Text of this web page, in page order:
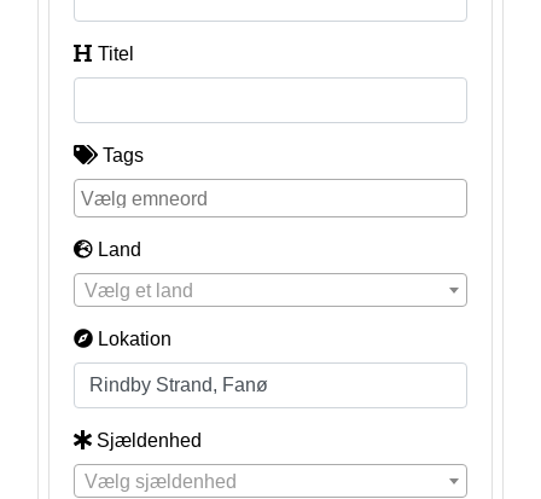
Titel
Tags
Land
Vælg et land
Lokation
Sjældenhed
Vælg sjældenhed